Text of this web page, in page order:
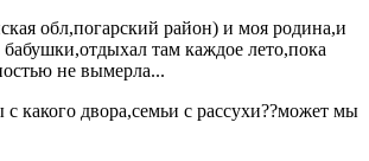
обл,погарский район) и моя родина,и
там каждое лето,пока
не вымерла...
какого двора,семьи с рассухи??может мы